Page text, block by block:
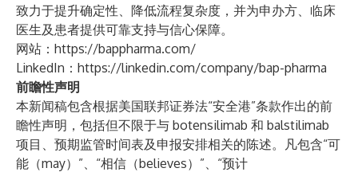
致力于提升确定性、降低流程复杂度，并为申办方、临床
医生及患者提供可靠支持与信心保障。
网站： https://bappharma.com/
LinkedIn： https://linkedin.com/company/bap-pharma
前瞻性声明
本新闻稿包含根据美国联邦证券法“安全港”条款作出的前
瞻性声明，包括但不限于与 botensilimab 和 balstilimab
项目、预期监管时间表及申报安排相关的陈述。凡包含“可
能（may）”、“相信（believes）”、“预计